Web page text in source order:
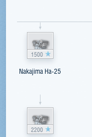
1500
Nakajima Ha-25
2200